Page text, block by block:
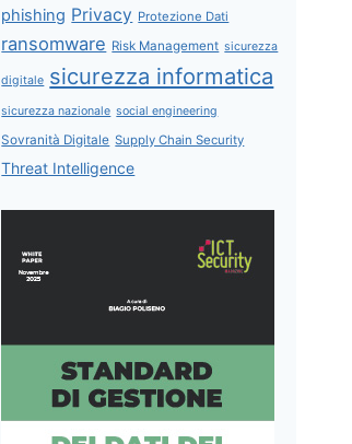
phishing Privacy Protezione Dati
ransomware Risk Management sicurezza
digitale sicurezza informatica
sicurezza nazionale social engineering
Sovranità Digitale Supply Chain Security
Threat Intelligence